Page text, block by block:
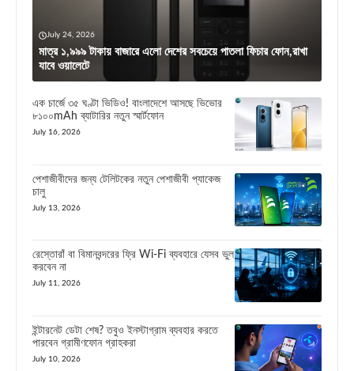
July 24, 2026
মাত্র ১,৯৯৯ টাকায় বাজারে এলো দেশের সবচেয়ে পাতলা ফিচার ফোন,রাখা
যাবে ওয়ালেটে
এক চার্জে ৩৫ ঘণ্টা ভিডিও! বাংলাদেশে আসছে ভিভোর
৮১০০mAh ব্যাটারির নতুন স্মার্টফোন
July 16, 2026
পেশাজীবীদের জন্য টেলিটকের নতুন পেশাজীবী প্যাকেজ
চালু
July 13, 2026
রেস্তোরাঁ বা বিমানবন্দরের ফ্রি Wi-Fi ব্যবহারে যেসব ভুল
করবেন না
July 11, 2026
ইন্টারনেট ডেটা শেষ? তবুও ইনস্টাগ্রাম ব্যবহার করতে
পারবেন গ্রামীণফোন গ্রাহকরা
July 10, 2026